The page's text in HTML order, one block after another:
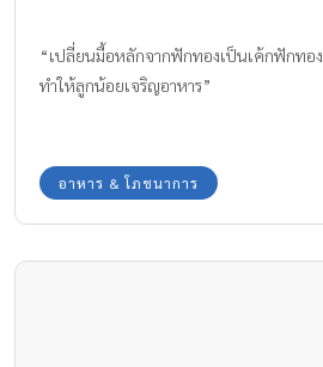
“เปลี่ยนมื้อหลักจากฟักทองเป็นเค้กฟักทอ
ทำให้ลูกน้อยเจริญอาหาร”
อาหาร & โภชนาการ